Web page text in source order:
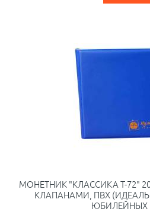
МОНЕТНИК "КЛАССИКА Т-72"
КЛАПАНАМИ, ПВХ
ЮБИЛЕЙНЫХ